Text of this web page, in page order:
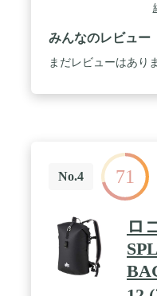
みんなのレビュー
まだレビューはあり
No.4 71
ロ